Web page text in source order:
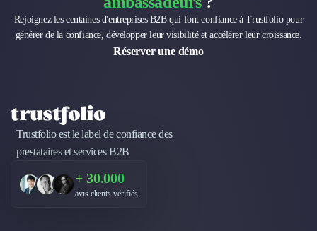
Développement Web
Product Management
Support Client
Téléphonie & Télécommunication
Maintenance et Infogérance
BI, Analytics & Big Data
Graphisme & Illustration
Rejoignez les centaines d'entreprises B2B qui font confiance à Trustfolio pour
générer de la confiance, développer leur visibilité et accélérer leur croissance.
Réserver une démo
Trustfolio est le label de confiance des
prestataires et services B2B
+ 30.000
avis clients vérifiés.